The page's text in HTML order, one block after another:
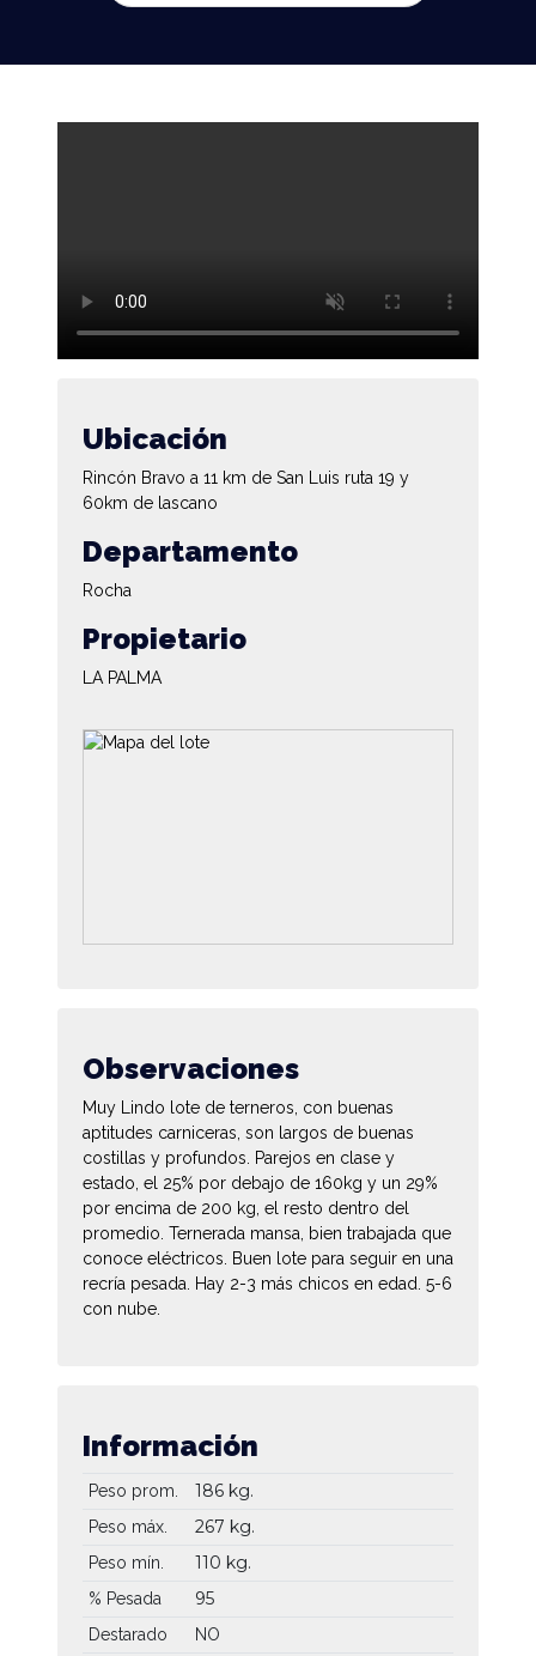
Ubicación
Rincón Bravo a 11 km de San Luis ruta 19 y
60km de lascano
Departamento
Rocha
Propietario
LA PALMA
Observaciones
Muy Lindo lote de terneros, con buenas
aptitudes carniceras, son largos de buenas
costillas y profundos. Parejos en clase y
estado, el 25% por debajo de 160kg y un 29%
por encima de 200 kg, el resto dentro del
promedio. Ternerada mansa, bien trabajada que
conoce eléctricos. Buen lote para seguir en una
recría pesada. Hay 2-3 más chicos en edad. 5-6
con nube.
Información
Peso prom. 186 kg.
Peso máx. 267 kg.
Peso mín. 110 kg.
% Pesada 95
Destarado NO